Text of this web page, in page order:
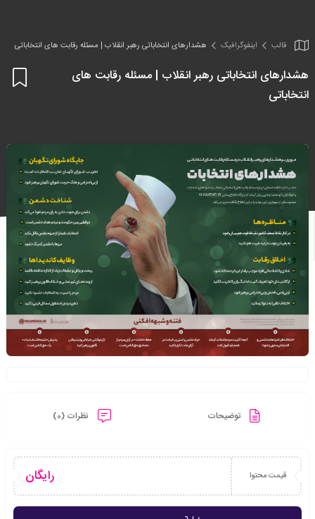
قالب اینفو‌گرافیک هشدارهای انتخاباتی رهبر انقلاب | مسئله رقابت های انتخاباتی
هشدارهای انتخاباتی رهبر انقلاب | مسئله رقابت های
انتخاباتی
توضیحات نظرات (0)
قیمت محتوا رایگان